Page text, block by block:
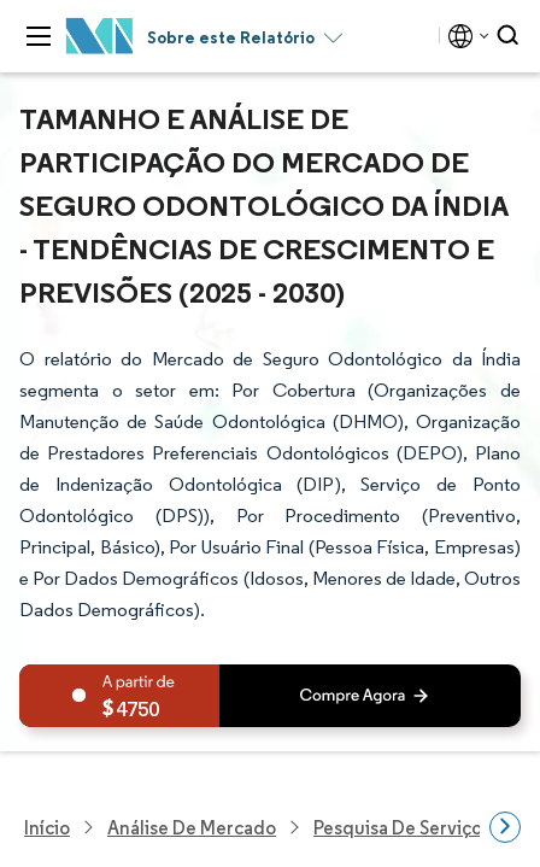
Sobre este Relatório
TAMANHO E ANÁLISE DE
PARTICIPAÇÃO DO MERCADO DE
SEGURO ODONTOLÓGICO DA ÍNDIA
- TENDÊNCIAS DE CRESCIMENTO E
PREVISÕES (2025 - 2030)
O relatório do Mercado de Seguro Odontológico da Índia
segmenta o setor em: Por Cobertura (Organizações de
Manutenção de Saúde Odontológica (DHMO), Organização
de Prestadores Preferenciais Odontológicos (DEPO), Plano
de Indenização Odontológica (DIP), Serviço de Ponto
Odontológico (DPS)), Por Procedimento (Preventivo,
Principal, Básico), Por Usuário Final (Pessoa Física, Empresas)
e Por Dados Demográficos (Idosos, Menores de Idade, Outros
Dados Demográficos).
4750
Início Análise De Mercado Pesquisa De Serviços